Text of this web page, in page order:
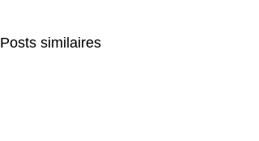
Posts similaires